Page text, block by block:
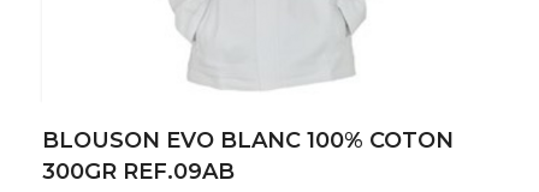
BLOUSON EVO BLANC 100% COTON
300GR REF.09AB